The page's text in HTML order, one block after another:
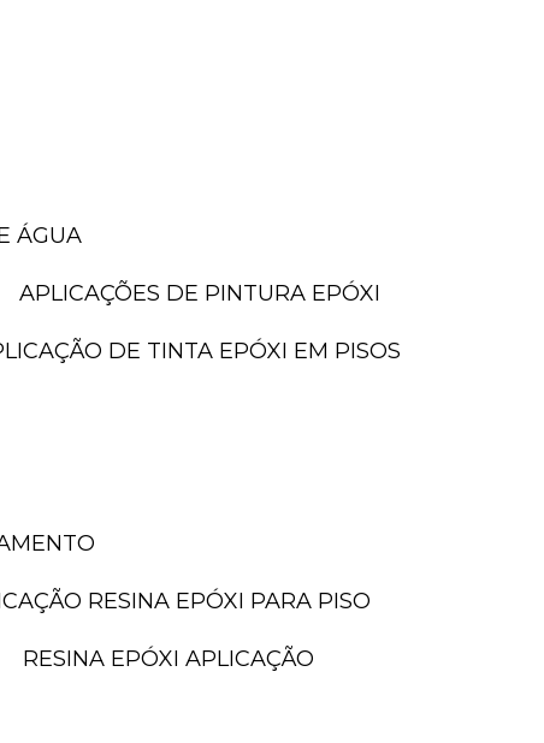
ÁGUA
APLICAÇÕES DE PINTURA EPÓXI
DE TINTA EPÓXI EM PISOS
RESINA EPÓXI PARA PISO
RESINA EPÓXI APLICAÇÃO